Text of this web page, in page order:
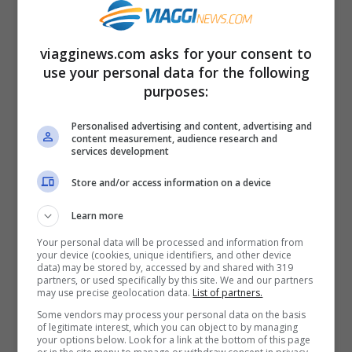
gastronomici. Nel pomeriggio si terrà il
Musici della LIS. Alle 21:30 è previsto il
concerto del gruppoArmonici Distratti
Domenica 24 aprilela festa entra nel vivo,
con la Maratona del taglio dei capelli che
mercatini e gli eventi enogastronomici. Nel
pomeriggio, dalle ore 15, si terrà la
manifestazione itinerante degli artisti
denominata
Tanto di Cappello
viagginews.com asks for your consent to
use your personal data for the following
purposes:
Personalised advertising and content, advertising and
content measurement, audience research and
services development
Store and/or access information on a device
Learn more
Your personal data will be processed and information from
your device (cookies, unique identifiers, and other device
data) may be stored by, accessed by and shared with 319
partners, or used specifically by this site. We and our partners
may use precise geolocation data. List of partners.
Some vendors may process your personal data on the basis
of legitimate interest, which you can object to by managing
your options below. Look for a link at the bottom of this page